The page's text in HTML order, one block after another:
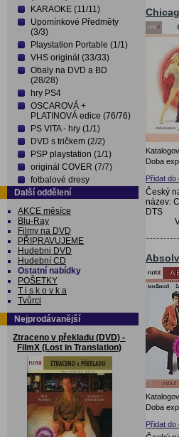
KARAOKE (11/11)
Upomínkové Předměty
(3/3)
Playstation Portable (1/1)
VHS originál (33/33)
Obaly na DVD a BD
(28/28)
hry PS4
OSCAROVÁ +
PLATINOVÁ edice (76/76)
PS VITA - hry (1/1)
DVD s tričkem (2/2)
PSP playstation (1/1)
originál COVER (7/7)
fotbalové dresy
Další oddělení
AKCE měsíce
Blu-Ray
Filmy na DVD
PŘIPRAVUJEME
Hudebni DVD
Hudební CD
Ostatní nabídky
POŠETKY
T i s k o v k a
Tvůrci
Nejprodávanější
Ztraceno v překladu (DVD) -
FilmX (Lost in Translation)
Doba
Přidat do
Český
název:
DTS
Doba
Přidat do